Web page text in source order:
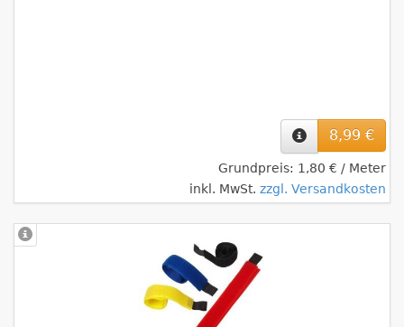
8,99 €
Grundpreis: 1,80 € / Meter
inkl. MwSt. zzgl. Versandkosten